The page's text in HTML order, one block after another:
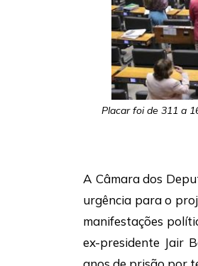
Placar foi de 311 a
A Câmara dos
urgência para o
manifestações
ex-presidente Jair